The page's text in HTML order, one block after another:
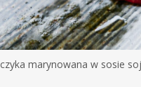
marynowana w sosie